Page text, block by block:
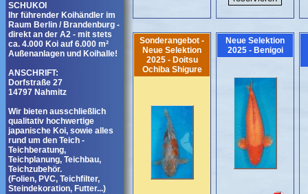
SCHUKOI
Ihr führender Koihändler im
Raum Berlin / Brandenburg -
direkt an der A2 - mit stets
ca. 4.000 Koi auf 6.000 m²
Außenanlagen und Koihalle!
ANSCHRIFT:
Dorfstraße 27
14797 Nahmitz
Wir bieten ausschließlich
qualitativ hochwertige
japanische Koi, sowie alles
rund um den Teich -
Teichberatung,
Teichplanung, Teichbau,
Teichzubehör.
(Folien, PVC, Teichfilter,
Steindekoration, Futter...)
Sonderangebot -
Neue Selektion
2025 - Doitsu
Ochiba Shigure
Neue Selektion
2025 - Benigoi